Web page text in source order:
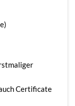
Certificate